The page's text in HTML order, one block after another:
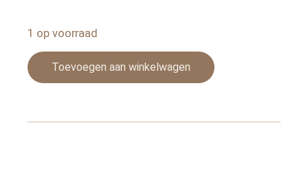
1 op voorraad
Toevoegen aan winkelwagen